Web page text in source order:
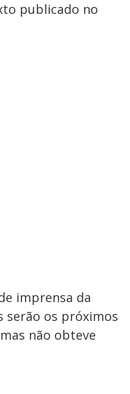
publicado no
imprensa da
serão os próximos
não obteve